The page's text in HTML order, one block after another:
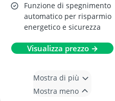
Funzione di spegnimento
automatico per risparmio
energetico e sicurezza
Visualizza prezzo →
Mostra di più
Mostra meno